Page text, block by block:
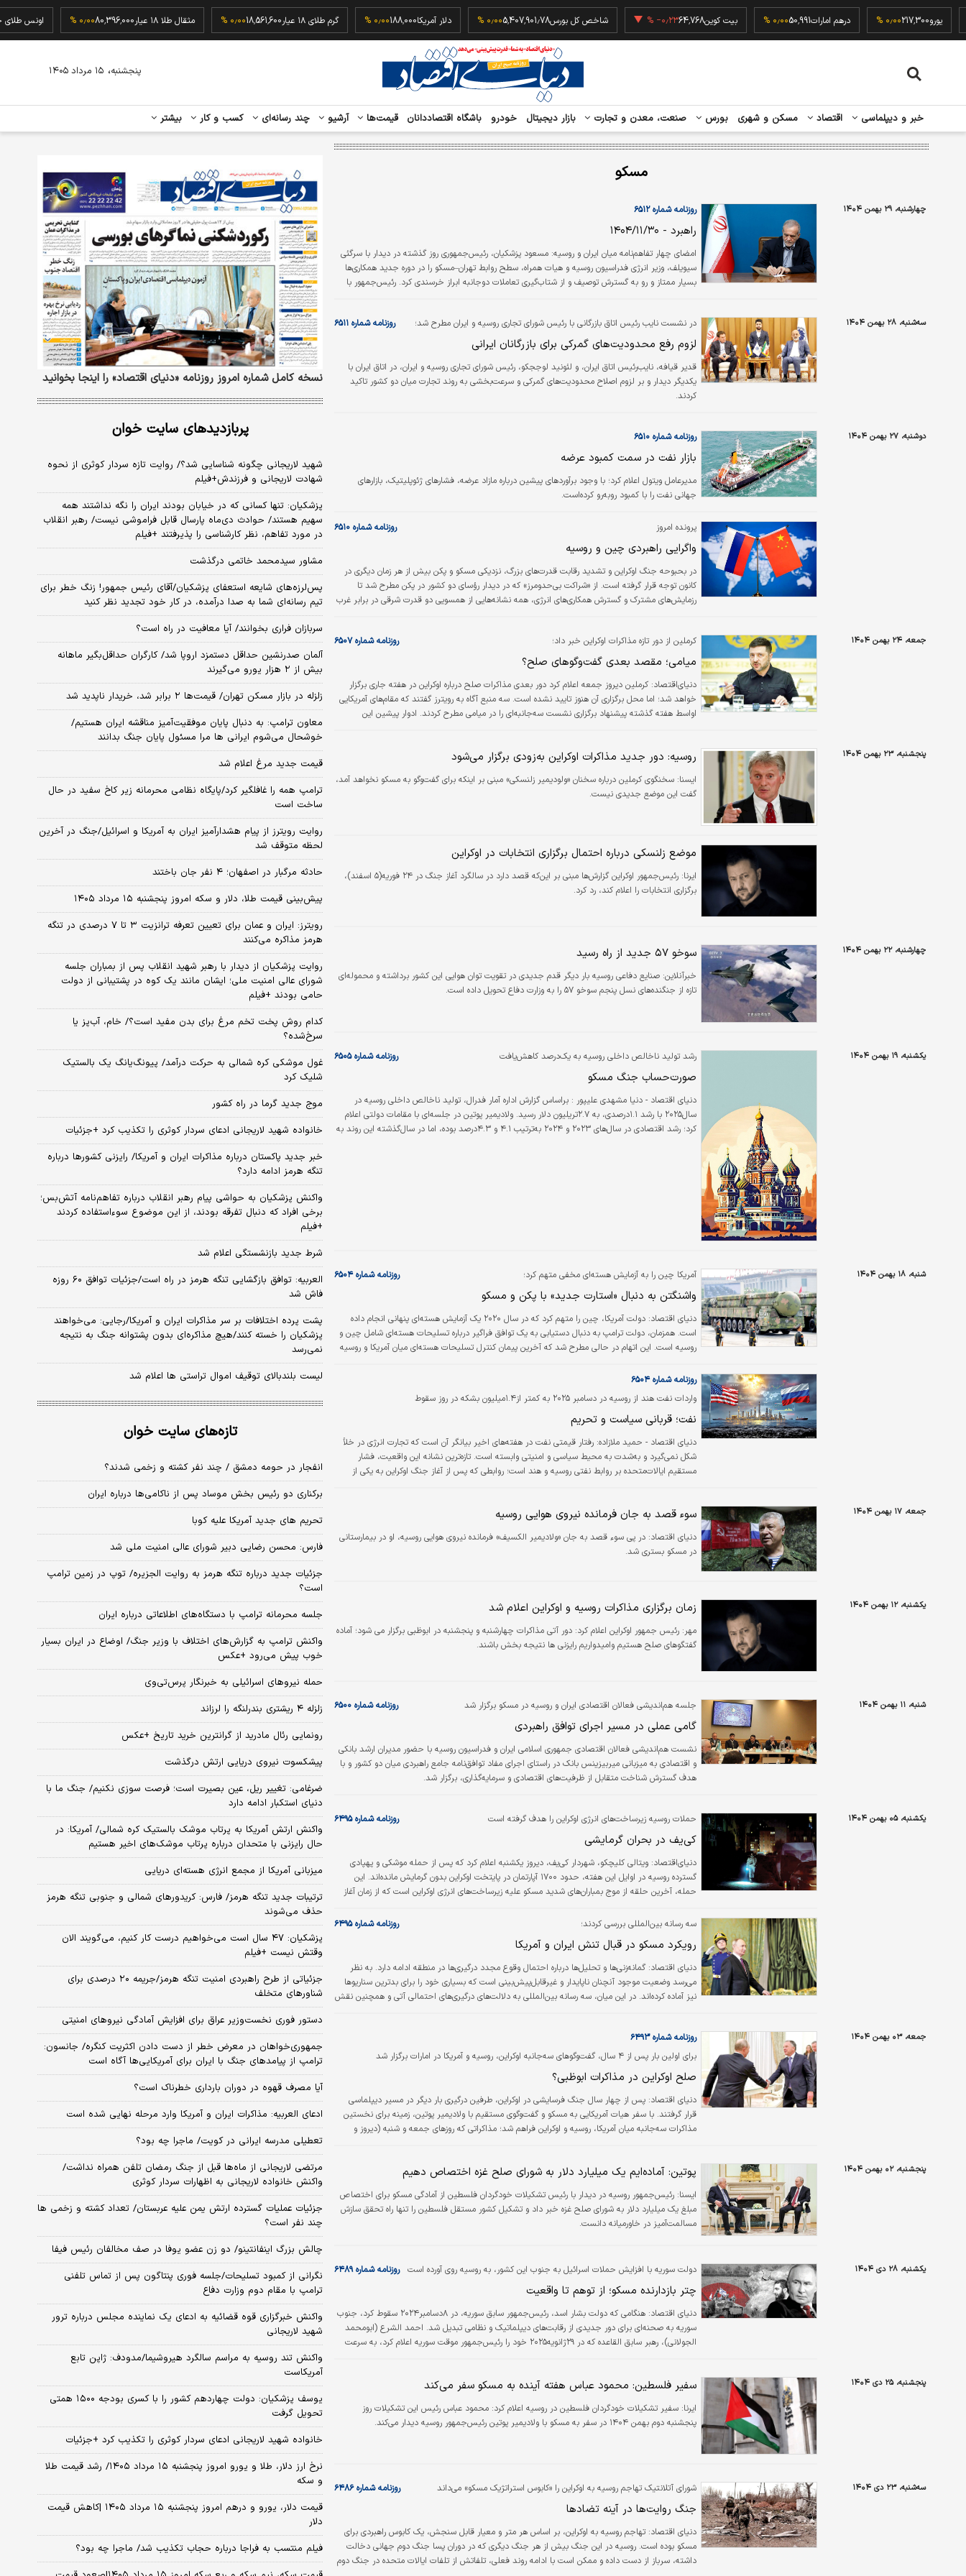
یورو217,300 درهم امارات50,991 بیت کوین64,768‎−۰٫۲۳ % شاخص کل بورس5,407,901.78 دلار آمریکا188,000 گرم طلای ۱۸ عیار 18,561,600 مثقال طلا ۱۸ عیار 80,396,000
خبر و دیپلماسی اقتصاد مسکن و شهری بورس صنعت، معدن و تجارت بازار دیجیتال خودرو باشگاه اقتصاددانان قیمت‌ها آرشیو چند رسانه‌ای کسب و کار بیشتر
پنجشنبه، ۱۵ مرداد ۱۴۰۵
مسکو
چهارشنبه، ۲۹ بهمن ۱۴۰۴ روزنامه شماره ۶۵۱۲
راهبرد - ۱۴۰۴/۱۱/۳۰
امضای چهار تفاهم‌نامه میان ایران و روسیه: مسعود پزشکیان، رئیس‌جمهوری روز گذشته در دیدار با سرگئی
سیویلف، وزیر انرژی فدراسیون روسیه و هیات همراه، سطح روابط تهران–مسکو را در دوره جدید همکاری‌ها
بسیار ممتاز و رو به گسترش توصیف و از شتاب‌گیری تعاملات دوجانبه ابراز خرسندی کرد. رئیس‌جمهور با
تامین می‌کند و…
سه‌شنبه، ۲۸ بهمن ۱۴۰۴ در نشست نایب رئیس اتاق بازرگانی با رئیس شورای تجاری روسیه و ایران مطرح شد؛ روزنامه شماره ۶۵۱۱
لزوم رفع محدودیت‌های گمرکی برای بازرگانان ایرانی
قدیر قیافه، نایب‌رئیس اتاق ایران، و لئونید لوججکو، رئیس شورای تجاری روسیه و ایران، در اتاق ایران با
یکدیگر دیدار و بر لزوم اصلاح محدودیت‌های گمرکی و سرعت‌بخشی به روند تجارت میان دو کشور تاکید
کردند.
دوشنبه، ۲۷ بهمن ۱۴۰۴ روزنامه شماره ۶۵۱۰
بازار نفت در سمت کمبود عرضه
مدیرعامل ویتول اعلام کرد؛ با وجود برآوردهای پیشین درباره مازاد عرضه، فشارهای ژئوپلیتیک، بازارهای
جهانی نفت را با کمبود روبه‌رو کرده‌است.
پرونده امروز روزنامه شماره ۶۵۱۰
واگرایی راهبردی چین و روسیه
در بحبوحه جنگ اوکراین و تشدید رقابت‌ قدرت‌های بزرگ، نزدیکی مسکو و پکن بیش از هر زمان دیگری در
کانون توجه قرار گرفته است. از «شراکت بی‌حدومرز» که در دیدار رؤسای دو کشور در پکن مطرح شد تا
رزمایش‌های مشترک و گسترش همکاری‌های انرژی، همه نشانه‌هایی از همسویی دو قدرت شرقی در برابر غرب
جمعه، ۲۴ بهمن ۱۴۰۴ کرملین از دور تازه مذاکرات اوکراین خبر داد؛ روزنامه شماره ۶۵۰۷
میامی؛ مقصد بعدی گفت‌وگوهای صلح؟
دنیای‌اقتصاد: کرملین دیروز جمعه اعلام کرد دور بعدی مذاکرات صلح درباره اوکراین در هفته جاری برگزار
خواهد شد؛ اما محل برگزاری آن هنوز تایید نشده است. سه منبع آگاه به رویترز گفتند که مقام‌های آمریکایی
اواسط هفته گذشته پیشنهاد برگزاری نشست سه‌جانبه‌ای را در میامی مطرح کردند. ادوار پیشین این
پنجشنبه، ۲۳ بهمن ۱۴۰۴ روسیه: دور جدید مذاکرات اوکراین به‌زودی برگزار می‌شود
ايسنا: سخنگوی کرملین درباره سخنان «ولودیمیر زلنسکی» مبنی بر اینکه برای گفت‌وگو به مسکو نخواهد آمد،
گفت این موضع جدیدی نیست.
موضع زلنسکی درباره احتمال برگزاری انتخابات در اوکراین
ایرنا:
رئیس‌جمهور اوکراین گزارش‌ها مبنی بر این‌که قصد دارد در سالگرد آغاز جنگ در ۲۴ فوریه(۵ اسفند)،
برگزاری انتخابات را اعلام کند، رد کرد.
چهارشنبه، ۲۲ بهمن ۱۴۰۴ سوخو ۵۷ جدید از راه رسید
خبرآنلاین: صنایع دفاعی روسیه بار دیگر قدم جدیدی در تقویت توان هوایی این کشور برداشته و محموله‌ای
تازه از جنگنده‌های نسل پنجم سوخو ۵۷ را به وزارت دفاع تحویل داده است.
یکشنبه، ۱۹ بهمن ۱۴۰۴ رشد تولید ناخالص داخلی روسیه به یک‌درصد کاهش‌یافت روزنامه شماره ۶۵۰۵
صورت‌حساب جنگ مسکو
دنیای اقتصاد - دنیا مشهدی ‌علیپور : براساس گزارش اداره آمار فدرال، تولید ناخالص داخلی روسیه در
سال‌۲۰۲۵ با رشد ۱.۱‌درصدی، به ۲.۷‌تریلیون دلار رسید. ولادیمیر پوتین در جلسه‌ای با مقامات دولتی اعلام
کرد؛ رشد اقتصادی در سال‌های ۲۰۲۳ و ۲۰۲۴ به‌ترتیب ۴.۱ و ۴.۳درصد بوده، اما در سال‌گذشته این روند به
شنبه، ۱۸ بهمن ۱۴۰۴ آمریکا چین را به آزمایش هسته‌ای مخفی متهم کرد؛ روزنامه شماره ۶۵۰۴
واشنگتن به دنبال «استارت جدید» با پکن و مسکو
دنیای اقتصاد:
دولت آمریکا، چین را متهم کرد که در سال ۲۰۲۰ یک آزمایش هسته‌ای پنهانی انجام داده
است. همزمان، دولت ترامپ به دنبال دستیابی به یک توافق فراگیر درباره تسلیحات هسته‌ای شامل چین و
روسیه است. این اتهام در حالی مطرح شد که آخرین پیمان کنترل تسلیحات هسته‌ای میان آمریکا و روسیه
زرادخانه‌های خود قرار گرفته‌اند.
واردات نفت هند از روسیه در دسامبر ۲۰۲۵ به کمتر از۱.۴‌میلیون بشکه در روز سقوط
روزنامه شماره ۶۵۰۴
نفت؛ قربانی سیاست و تحریم
دنیای اقتصاد - حمید ملازاده: رفتار قیمتی نفت در هفته‌های اخیر بیانگر آن است که تجارت انرژی در خلأ
شکل نمی‌گیرد و به‌شدت به محیط سیاسی و امنیتی وابسته است. تازه‌ترین نشانه این واقعیت، فشار
مستقیم ایالات‌متحده بر روابط نفتی روسیه و هند است؛ روابطی که پس از آغاز جنگ اوکراین به یکی از
جمعه، ۱۷ بهمن ۱۴۰۴ سوء قصد به جان فرمانده نیروی هوایی روسیه
دنیای اقتصاد: در پی سوء قصد به جان «ولادیمیر الکسیف» فرمانده نیروی هوایی روسیه، او در بیمارستانی
در مسکو بستری شد.
یکشنبه، ۱۲ بهمن ۱۴۰۴ زمان برگزاری مذاکرات روسیه و اوکراین اعلام شد
مهر: رئیس جمهور اوکراین اعلام کرد: دور آتی مذاکرات چهارشنبه و پنجشنبه در ابوظبی برگزار می شود؛ آماده
گفتگوهای صلح هستیم وامیدواریم رایزنی ها نتیجه بخش باشند.
شنبه، ۱۱ بهمن ۱۴۰۴ جلسه هم‌اندیشی فعالان اقتصادی ایران و روسیه در مسکو برگزار شد روزنامه شماره ۶۵۰۰
گامی عملی در مسیر اجرای توافق راهبردی
نشست هم‌اندیشی فعالان اقتصادی جمهوری اسلامی ایران و فدراسیون روسیه با حضور مدیران ارشد بانکی
و اقتصادی به میزبانی میربیزینس بانک در راستای اجرای مفاد توافق‌نامه جامع راهبردی میان دو کشور و با
هدف گسترش شناخت متقابل از ظرفیت‌های اقتصادی و سرمایه‌گذاری، برگزار شد.
یکشنبه، ۰۵ بهمن ۱۴۰۴ حملات روسیه زیرساخت‌های انرژی اوکراین را هدف گرفته است روزنامه شماره ۶۴۹۵
کی‌یف در بحران گرمایشی
دنیای‌اقتصاد: ویتالی کلیچکو، شهردار کی‌یف، دیروز یکشنبه اعلام کرد که پس از حمله موشکی و پهپادی
گسترده روسیه در اوایل این هفته، حدود ۱۷۰۰ آپارتمان در پایتخت اوکراین بدون گرمایش مانده‌اند. این
حمله، آخرین حلقه از موج بمباران‌های شدید مسکو علیه زیرساخت‌های انرژی اوکراین است که از زمان آغاز
اوکراین انجام داد که انفجارهای پی‌درپی در کی‌یف شنیده شد. این حمله باعث شد ۱.۲میلیون واحد مسکونی
سه رسانه‌ بین‌المللی بررسی کردند؛ روزنامه شماره ۶۴۹۵
رویکرد مسکو در قبال تنش ایران و آمریکا
دنیای اقتصاد: گمانه‌زنی‌ها و تحلیل‌ها درباره احتمال وقوع مجدد درگیری‌ها در منطقه ادامه دارد. به نظر
می‌رسد وضعیت موجود آنچنان ناپایدار و غیر‌قابل‌پیش‌بینی است که بسیاری خود را برای بدترین سناریوها
نیز آماده کرده‌اند. در این میان، سه رسانه بین‌المللی به دلالت‌های درگیری‌های احتمالی آتی و همچنین نقش
جمعه، ۰۳ بهمن ۱۴۰۴
برای اولین بار پس از ۴ سال، گفت‌وگوهای سه‌جانبه اوکراین، روسیه و آمریکا در امارات برگزار شد
روزنامه شماره ۶۴۹۳
صلح اوکراین در مذاکرات ابوظبی؟
دنیای‌ اقتصاد: پس از چهار سال جنگ فرسایشی در اوکراین، طرفین درگیری بار دیگر در مسیر دیپلماسی
قرار گرفتند. با سفر هیات آمریکایی به مسکو و گفت‌وگوی مستقیم با ولادیمیر پوتین، زمینه برای نخستین
مذاکرات سه‌جانبه میان آمریکا، روسیه و اوکراین فراهم شد؛ مذاکراتی که روزهای جمعه و شنبه (دیروز و
آن تبدیل کند.
پنجشنبه، ۰۲ بهمن ۱۴۰۴ پوتین: آماده‌ایم یک میلیارد دلار به شورای صلح غزه اختصاص دهیم
ایسنا: رئیس‌جمهور روسیه در دیدار با رئیس تشکیلات خودگردان فلسطین از آمادگی مسکو برای اختصاص
مبلغ یک میلیارد دلار به شورای صلح غزه خبر داد و تشکیل کشور مستقل فلسطین را تنها راه تحقق سازش
مسالمت‌آمیز در خاورمیانه دانست.
یکشنبه، ۲۸ دی ۱۴۰۴ دولت سوریه با افزایش حملات اسرائیل به جنوب این کشور، به روسیه روی آورده است روزنامه شماره ۶۴۸۹
چتر بازدارنده مسکو؛ از توهم تا واقعیت
دنیای اقتصاد:
هنگامی که دولت بشار اسد، رئیس‌جمهور سابق سوریه، در ۸دسامبر۲۰۲۴ سقوط کرد، جنوب
سوریه به صحنه‌ای برای دور جدیدی از رقابت‌های دیپلماتیک و نظامی تبدیل شد. احمد الشرع (ابومحمد
الجولانی)، رهبر سابق القاعده که در ۲۹ژانویه۲۰۲۵ خود را رئیس‌جمهور موقت سوریه اعلام کرد، به سرعت
پنجشنبه، ۲۵ دی ۱۴۰۴ سفیر فلسطین: محمود عباس هفته‌ آینده به مسکو سفر می‌کند
ایرنا: سفیر تشکیلات خودگردان فلسطین در روسیه اعلام کرد: محمود عباس رئیس این تشکیلات روز
پنجشنبه دوم بهمن ۱۴۰۴ در سفر به مسکو با ولادیمیر پوتین رئیس‌جمهور روسیه دیدار می‌کند.
سه‌شنبه، ۲۳ دی ۱۴۰۴ شورای آتلانتیک تهاجم روسیه به اوکراین را «کابوس استراتژیک مسکو» می‌داند روزنامه شماره ۶۴۸۶
جنگ روایت‌ها در آینه تضادها
دنیای اقتصاد: تهاجم روسیه به اوکراین، بر اساس هر متر و معیار قابل سنجش، یک کابوس راهبردی برای
مسکو بوده است. روسیه در این جنگ بیش از هر جنگ دیگری که در دوران پسا جنگ دوم جهانی دخالت
داشته، سرباز از دست داده و ممکن است با ادامه روند فعلی، تلفاتش از تلفات ایالات متحده در جنگ دوم
نسخه کامل شماره امروز روزنامه «دنیای‌ اقتصاد» را اینجا بخوانید
پربازدیدهای سایت خوان
شهید لاریجانی چگونه شناسایی شد؟/ روایت تازه سردار کوثری از نحوه
شهادت لاریجانی و فرزندش+فیلم
پزشکیان: تنها کسانی که در خیابان بودند ایران را نگه نداشتند همه
سهیم هستند/ حوادث دی‌ماه پارسال قابل فراموشی نیست/ رهبر انقلاب
در مورد تفاهم، نظر کارشناسی را پذیرفتند +فیلم
مشاور سیدمحمد خاتمی درگذشت
پس‌لرزه‌های شایعه استعفای پزشکیان/آقای رئیس جمهور! زنگ خطر برای
تیم رسانه‌ای شما به صدا درآمده، در کار خود تجدید نظر کنید
سربازان فراری بخوانند/ آیا معافیت در راه است؟
آلمان صدرنشین حداقل دستمزد اروپا شد/ کارگران حداقل‌بگیر ماهانه
بیش از ۲ هزار یورو می‌گیرند
زلزله در بازار مسکن تهران/ قیمت‌ها ۲ برابر شد، خریدار ناپدید شد
معاون ترامپ: به دنبال پایان موفقیت‌آمیز مناقشه ایران هستیم/
خوشحال می‌شوم ایرانی ها مرا مسئول پایان جنگ بدانند
قیمت جدید مرغ اعلام شد
ترامپ همه را غافلگیر کرد/پایگاه نظامی محرمانه زیر کاخ سفید در حال
ساخت است
روایت رویترز از پیام هشدارآمیز ایران به آمریکا و اسرائیل/جنگ در آخرین
لحظه متوقف شد
حادثه مرگبار در اصفهان؛ ۴ نفر جان باختند
پیش‌بینی قیمت طلا، دلار و سکه امروز پنجشنبه ۱۵ مرداد ۱۴۰۵
رویترز: ایران و عمان برای تعیین تعرفه ترانزیت ۳ تا ۷ درصدی در تنگه
هرمز مذاکره می‌کنند
روایت پزشکیان از دیدار با رهبر شهید انقلاب پس از بمباران جلسه
شورای عالی امنیت ملی؛ ایشان مانند یک کوه در پشتیبانی از دولت
حامی بودند +فیلم
کدام روش پخت تخم مرغ برای بدن مفید است؟/ خام، آب‌پز یا
سرخ‌شده؟
غول موشکی کره شمالی به حرکت درآمد/ پیونگ‌یانگ یک بالستیک
شلیک کرد
موج جدید گرما در راه کشور
خانواده شهید لاریجانی ادعای سردار کوثری را تکذیب کرد +جزئیات
خبر جدید پاکستان درباره مذاکرات ایران و آمریکا/ رایزنی کشورها درباره
تنگه هرمز ادامه دارد؟
واکنش پزشکیان به حواشی پیام رهبر انقلاب درباره تفاهم‌نامه آتش‌بس؛
برخی افراد که دنبال تفرقه بودند، از این موضوع سوءاستفاده کردند
+فیلم
شرط جدید بازنشستگی اعلام شد
العربیه: توافق بازگشایی تنگه هرمز در راه است/جزئیات توافق ۶۰ روزه
فاش شد
پشت پرده اختلافات بر سر مذاکرات ایران و آمریکا/رجایی: می‌خواهند
پزشکیان را خسته کنند/هیچ مذاکره‌ای بدون پشتوانه جنگ به نتیجه
نمی‌رسد
لیست بلندبالای توقیف اموال تراستی ها اعلام شد
تازه‌های سایت خوان
انفجار در حومه دمشق / چند نفر کشته و زخمی شدند؟
برکناری دو رئیس بخش موساد پس از ناکامی‌ها درباره ایران
تحریم های جدید آمریکا علیه کوبا
فارس: محسن رضایی دبیر شورای عالی امنیت ملی شد
جزئیات جدید درباره تنگه هرمز به روایت الجزیره/ توپ در زمین ترامپ
است؟
جلسه محرمانه ترامپ با دستگاه‌های اطلاعاتی درباره ایران
واکنش ترامپ به گزارش‌های اختلاف با وزیر جنگ/ اوضاع در ایران بسیار
خوب پیش می‌رود +عکس
حمله نیروهای اسرائیلی به خبرنگار پرس‌تی‌وی
زلزله ۴ ریشتری بندرلنگه را لرزاند
رونمایی رئال مادرید از گرانترین خرید تاریخ +عکس
پیشکسوت نیروی دریایی ارتش درگذشت
ضرغامی: تغییر ریل، عین بصیرت است؛ فرصت سوزی نکنیم/ جنگ ما با
دنیای استکبار ادامه دارد
واکنش ارتش آمریکا به پرتاب موشک بالستیک کره شمالی/ آمریکا: در
حال رایزنی با متحدان درباره پرتاب موشک‌های اخیر هستیم
میزبانی آمریکا از مجمع انرژی هسته‌ای دریایی
ترتیبات جدید تنگه هرمز/ فارس: کریدورهای شمالی و جنوبی تنگه هرمز
حذف می‌شوند
پزشکیان: ۴۷ سال است می‌خواهیم درست کار کنیم، می‌گویند الان
وقتش نیست +فیلم
جزئیاتی از طرح راهبردی امنیت تنگه هرمز/جریمه ۲۰ درصدی برای
شناورهای متخلف
دستور فوری نخست‌وزیر عراق برای افزایش آمادگی نیروهای امنیتی
جمهوری‌خواهان در معرض خطر از دست دادن اکثریت کنگره/ جانسون:
ترامپ از پیامدهای جنگ با ایران برای آمریکایی‌ها آگاه است
آیا مصرف قهوه در دوران بارداری خطرناک است؟
ادعای العربیه: مذاکرات ایران و آمریکا وارد مرحله نهایی شده است
تعطیلی مدرسه ایرانی در کویت/ ماجرا چه بود؟
مرتضی لاریجانی از ماه‌ها قبل از جنگ رمضان تلفن همراه نداشت/
واکنش خانواده لاریجانی به اظهارات سردار کوثری
جزئیات عملیات گسترده ارتش یمن علیه عربستان/ تعداد کشته و زخمی ها
چند نفر است؟
چالش بزرگ اینفانتینو/ دو زن عضو یوفا در صف مخالفان رئیس فیفا
نگرانی از کمبود تسلیحات/جلسه فوری پنتاگون پس از تماس تلفنی
ترامپ با مقام دوم وزارت دفاع
واکنش خبرگزاری قوه قضائیه به ادعای یک نماینده مجلس درباره ترور
شهید لاریجانی
واکنش تند روسیه به مراسم سالگرد هیروشیما/مدودف: ژاپن تابع
آمریکاست
یوسف پزشکیان: دولت چهاردهم کشور را با کسری بودجه ۱۵۰۰ همتی
تحویل گرفت
خانواده شهید لاریجانی ادعای سردار کوثری را تکذیب کرد +جزئیات
نرخ ارز دلار، طلا و یورو امروز پنجشنبه ۱۵ مرداد ۱۴۰۵/ رشد قیمت طلا
و سکه
قیمت دلار، یورو و درهم امروز پنجشنبه ۱۵ مرداد ۱۴۰۵ |کاهش قیمت
دلار
فیلم منتسب به فراجا درباره حجاب تکذیب شد/ ماجرا چه بود؟